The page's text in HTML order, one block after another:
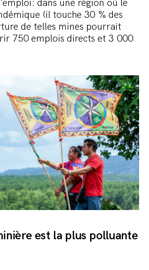
dans une région où le
(il touche 30 % des
de telles mines pourrait
750 emplois directs et 3 000
est la plus polluante